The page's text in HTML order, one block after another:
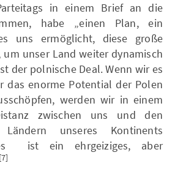
in einem Brief an die
habe „einen Plan, ein
uns ermöglicht, diese große
um unser Land weiter dynamisch
der polnische Deal. Wenn wir es
das enorme Potential der Polen
werden wir in einem
zwischen uns und den
Ländern unseres Kontinents
ist ein ehrgeiziges, aber
[7]